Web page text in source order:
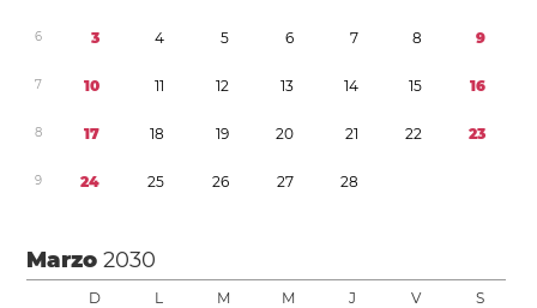
6 3 4 5 6 7 8 9
7 10 11 12 13 14 15 16
8 17 18 19 20 21 22 23
9 24 25 26 27 28
Marzo2030
D L M M J V S